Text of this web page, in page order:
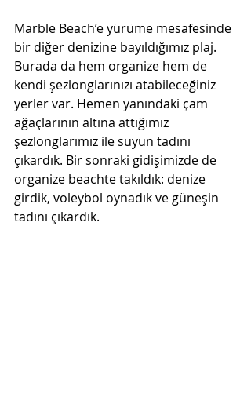
Marble Beach’e yürüme mesafesinde
bir diğer denizine bayıldığımız plaj.
Burada da hem organize hem de
kendi şezlonglarınızı atabileceğiniz
yerler var. Hemen yanındaki çam
ağaçlarının altına attığımız
şezlonglarımız ile suyun tadını
çıkardık. Bir sonraki gidişimizde de
organize beachte takıldık: denize
girdik, voleybol oynadık ve güneşin
tadını çıkardık.